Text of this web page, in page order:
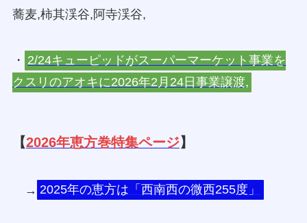
蕎麦,柿其渓谷,阿寺渓谷,
・ 2/24キューピッドがスーパーマーケット事業を
クスリのアオキに2026年2月24日事業譲渡,
【2026年恵方巻特集ページ】
→ 2025年の恵方は「西南西の微西255度」